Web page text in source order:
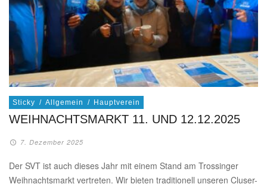
Sticky / Allgemein / Hauptverein
WEIHNACHTSMARKT 11. UND 12.12.2025
7. Dezember 2025
Der SVT ist auch dieses Jahr mit einem Stand am Trossinger
Weihnachtsmarkt vertreten. Wir bieten traditionell unseren Cluser-